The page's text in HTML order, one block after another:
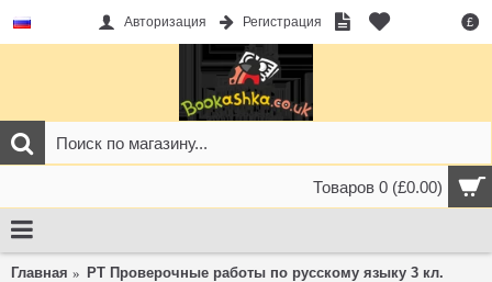
£
Авторизация Регистрация
Товаров 0 (£0.00)
Главная РТ Проверочные работы по русскому языку 3 кл.